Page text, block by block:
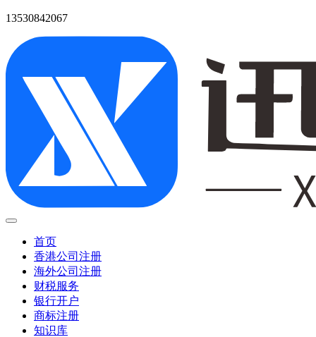
13530842067
首页
香港公司注册
海外公司注册
财税服务
银行开户
商标注册
知识库